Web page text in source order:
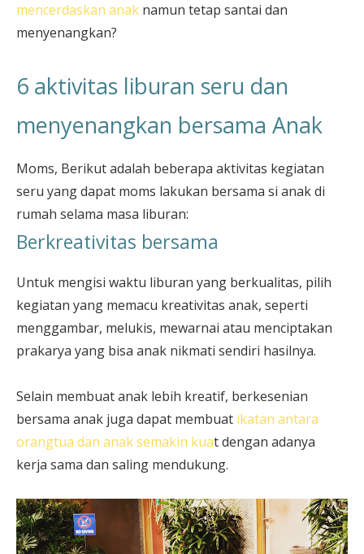
mencerdaskan anak namun tetap santai dan
menyenangkan?
6 aktivitas liburan seru dan
menyenangkan bersama Anak
Moms, Berikut adalah beberapa aktivitas kegiatan
seru yang dapat moms lakukan bersama si anak di
rumah selama masa liburan:
Berkreativitas bersama
Untuk mengisi waktu liburan yang berkualitas, pilih
kegiatan yang memacu kreativitas anak, seperti
menggambar, melukis, mewarnai atau menciptakan
prakarya yang bisa anak nikmati sendiri hasilnya.
Selain membuat anak lebih kreatif, berkesenian
bersama anak juga dapat membuat ikatan antara
orangtua dan anak semakin kuat dengan adanya
kerja sama dan saling mendukung.